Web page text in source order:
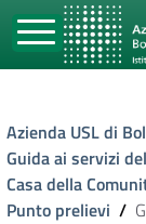
Azienda USL di
Guida ai servizi
Casa della
Punto prelievi /